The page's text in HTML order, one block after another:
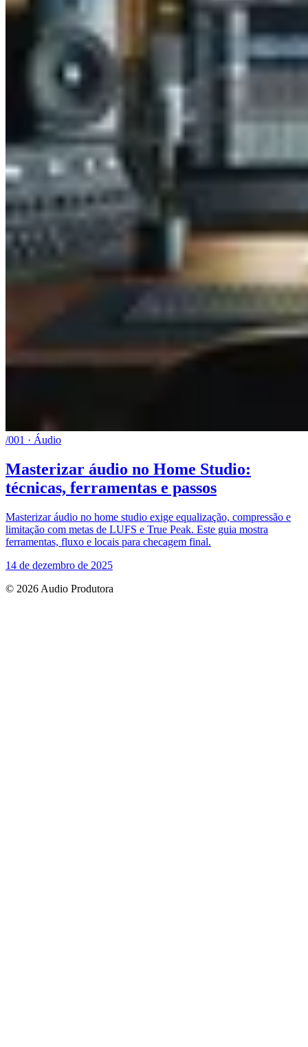
/001 · Áudio
Masterizar áudio no Home Studio:
técnicas, ferramentas e passos
Masterizar áudio no home studio exige equalização, compressão e
limitação com metas de LUFS e True Peak. Este guia mostra
ferramentas, fluxo e locais para checagem final.
14 de dezembro de 2025
© 2026 Audio Produtora